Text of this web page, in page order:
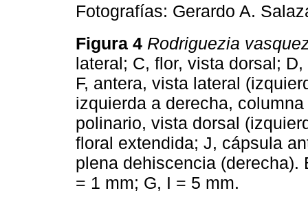
Fotografías: Gerardo A.
Figura 4 Rodriguezia
lateral; C, flor, vista dorsal;
F, antera, vista lateral
izquierda a derecha,
polinario, vista dorsal
floral extendida; J, cápsula
plena dehiscencia (derecha).
= 1 mm; G, I = 5 mm.